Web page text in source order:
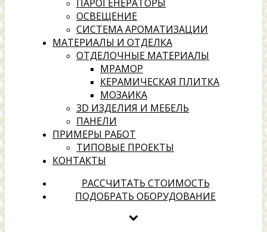
ПАРОГЕНЕРАТОРЫ
ОСВЕЩЕНИЕ
СИСТЕМА АРОМАТИЗАЦИИ
МАТЕРИАЛЫ И ОТДЕЛКА
ОТДЕЛОЧНЫЕ МАТЕРИАЛЫ
МРАМОР
КЕРАМИЧЕСКАЯ ПЛИТКА
МОЗАИКА
3D ИЗДЕЛИЯ И МЕБЕЛЬ
ПАНЕЛИ
ПРИМЕРЫ РАБОТ
ТИПОВЫЕ ПРОЕКТЫ
КОНТАКТЫ
хамамах
Выбери надежного подрядчика для создания своей
РАССЧИТАТЬ СТОИМОСТЬ
ПОДОБРАТЬ ОБОРУДОВАНИЕ